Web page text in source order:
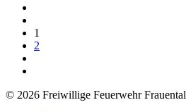
1
2
© 2026 Freiwillige Feuerwehr Frauental